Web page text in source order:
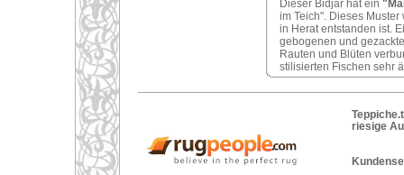
Dieser Bidjar hat ein
im Teich". Dieses
in Herat entstanden ist.
gebogenen und
Rauten und Blüten
stilisierten Fischen sehr
riesige